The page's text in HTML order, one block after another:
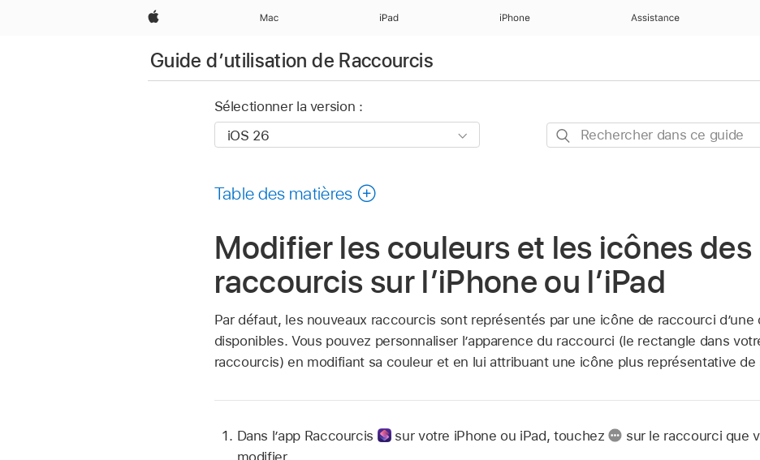
Apple Mac iPad iPhone Assistance
Guide d’utilisation de Raccourcis
Sélectionner la version :
Rechercher
Table des matières
Modifier les couleurs et les icônes des
raccourcis sur l’iPhone ou l’iPad
Par défaut, les nouveaux raccourcis sont représentés par une icône de raccourci d’une
disponibles. Vous pouvez personnaliser l’apparence du raccourci (le rectangle dans
raccourcis) en modifiant sa couleur et en lui attribuant une icône plus représentative de
Dans l’app Raccourcis sur votre iPhone ou iPad, touchez
sur le raccourci que
modifier.